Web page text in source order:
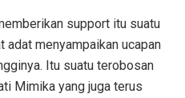
support itu suatu
adat menyampaikan ucapan
Itu suatu terobosan
Mimika yang juga terus